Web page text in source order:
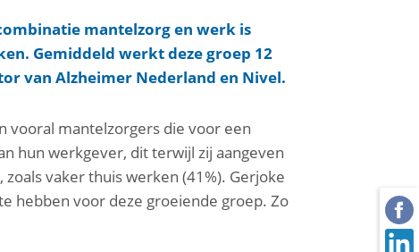
mantelzorg en werk is
Gemiddeld werkt deze groep 12
van Alzheimer Nederland en Nivel.
vooral mantelzorgers die voor een
hun werkgever, dit terwijl zij aangeven
vaker thuis werken (41%). Gerjoke
hebben voor deze groeiende groep. Zo